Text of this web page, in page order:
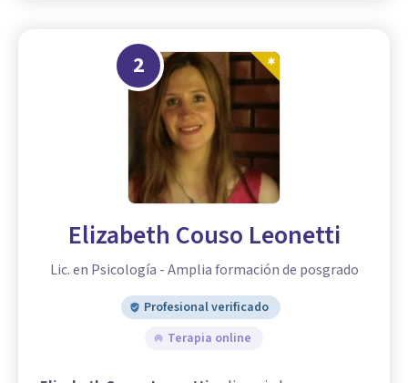
2
Elizabeth Couso Leonetti
Lic. en Psicología - Amplia formación de posgrado
Profesional verificado
Terapia online